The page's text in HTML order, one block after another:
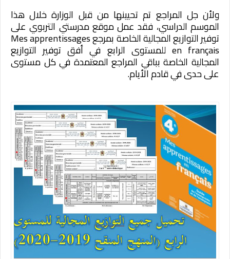
ولأن جل المراجع تم تحيينها من قبل الوزارة خلال هذا
الموسم الدراسي، فقد عمل موقع مدرستي التربوي على
توفير التوازيع المجالية الخاصة بمرجع Mes apprentissages
en français للمستوى الرابع في أفق توفير التوازيع
المجالية الخاصة بباقي المراجع المعتمدة في كل مستوى
على حدى في قادم الأيام.